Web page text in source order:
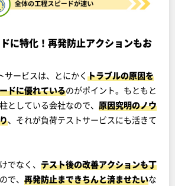
に特化！再発防止アクションもお
ービスは、とにかく トラブルの原因を
ドに優れているのがポイント。もともと
としている会社なので、 原因究明のノウ
、それが負荷テストサービスにも活きて
でなく、 テスト後の改善アクションも丁
で、 再発防止まできちんと済ませたいな